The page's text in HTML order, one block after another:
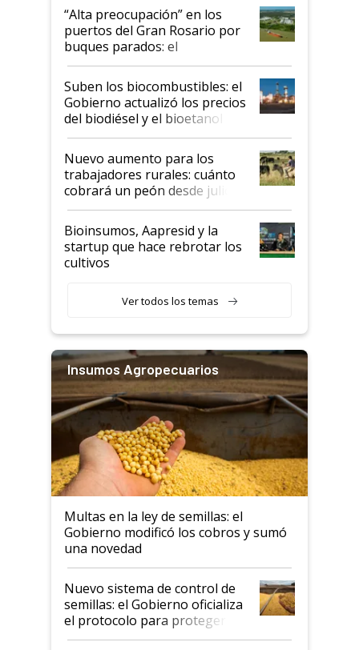
“Alta preocupación” en los
puertos del Gran Rosario por
buques parados: el
funcionamiento de las
exportadoras en tensión tras
la medida de fuerza de los
prácticos
Suben los biocombustibles: el
Gobierno actualizó los precios
del biodiésel y el bioetanol
Nuevo aumento para los
trabajadores rurales: cuánto
cobrará un peón desde julio
Bioinsumos, Aapresid y la
startup que hace rebrotar los
cultivos
Ver todos los temas
Insumos Agropecuarios
Multas en la ley de semillas: el
Gobierno modificó los cobros y sumó
una novedad
Nuevo sistema de control de
semillas: el Gobierno oficializa
el protocolo para proteger la
propiedad intelectual